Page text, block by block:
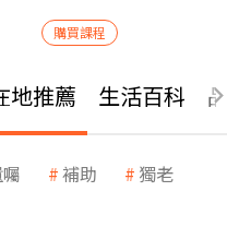
購買課程
地推薦 生活百科
補助 獨老